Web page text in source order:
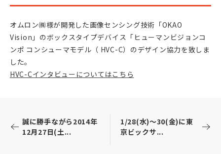
オムロン㈱様が開発した画像センシング技術「OKAO
Vision」のボックスタイプデバイス「ヒューマンビジョンコ
ンポ コンシューマモデル（ HVC-C）のデザイン協力を致しま
した。
HVC-Cインタビューについてはこちら
誠に勝手ながら2014年
12月27日(土...
1/28(水)～30(金)に東
京ビックサ...